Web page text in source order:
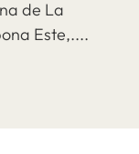
de La
Este,....